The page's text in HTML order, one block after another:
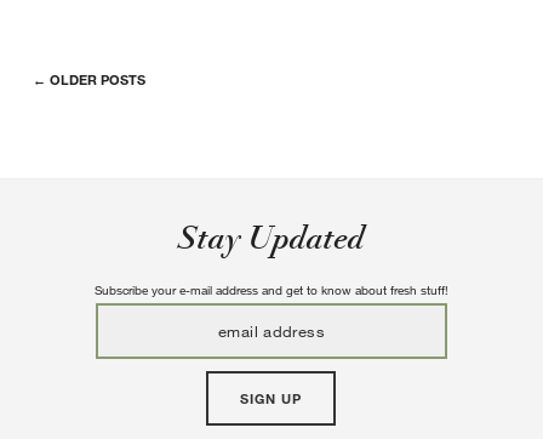
← OLDER POSTS
Stay Updated
Subscribe your e-mail address and get to know about fresh stuff!